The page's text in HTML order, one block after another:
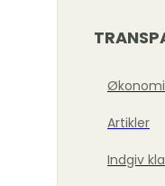
Økonomi
Artikler
Indgiv